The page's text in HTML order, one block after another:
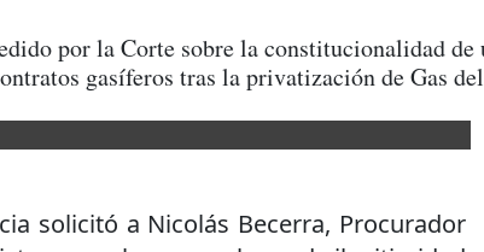
por la Corte sobre la constitucionalidad
gasíferos tras la privatización de Gas
solicitó a Nicolás Becerra, Procurador